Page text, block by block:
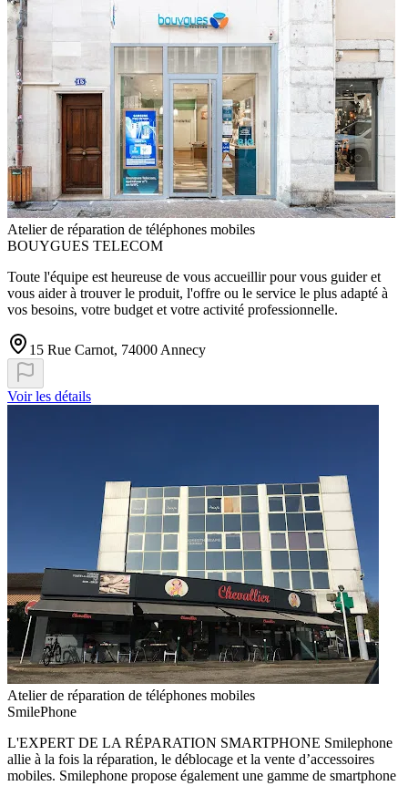
Atelier de réparation de téléphones mobiles
BOUYGUES TELECOM
Toute l'équipe est heureuse de vous accueillir pour vous guider et
vous aider à trouver le produit, l'offre ou le service le plus adapté à
vos besoins, votre budget et votre activité professionnelle.
15 Rue Carnot, 74000 Annecy
Voir les détails
Atelier de réparation de téléphones mobiles
SmilePhone
L'EXPERT DE LA RÉPARATION SMARTPHONE Smilephone
allie à la fois la réparation, le déblocage et la vente d’accessoires
mobiles. Smilephone propose également une gamme de smartphone